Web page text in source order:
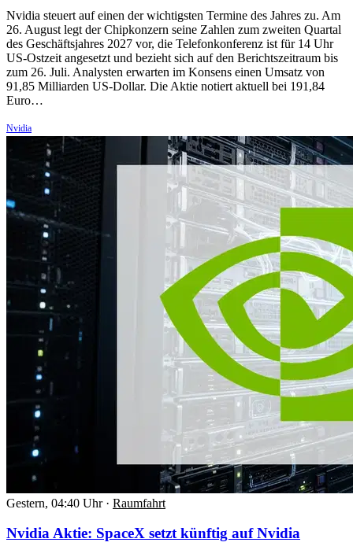
Nvidia steuert auf einen der wichtigsten Termine des Jahres zu. Am
26. August legt der Chipkonzern seine Zahlen zum zweiten Quartal
des Geschäftsjahres 2027 vor, die Telefonkonferenz ist für 14 Uhr
US-Ostzeit angesetzt und bezieht sich auf den Berichtszeitraum bis
zum 26. Juli. Analysten erwarten im Konsens einen Umsatz von
91,85 Milliarden US-Dollar. Die Aktie notiert aktuell bei 191,84
Euro…
Nvidia
Gestern, 04:40 Uhr · Raumfahrt
Nvidia Aktie: SpaceX setzt künftig auf Nvidia